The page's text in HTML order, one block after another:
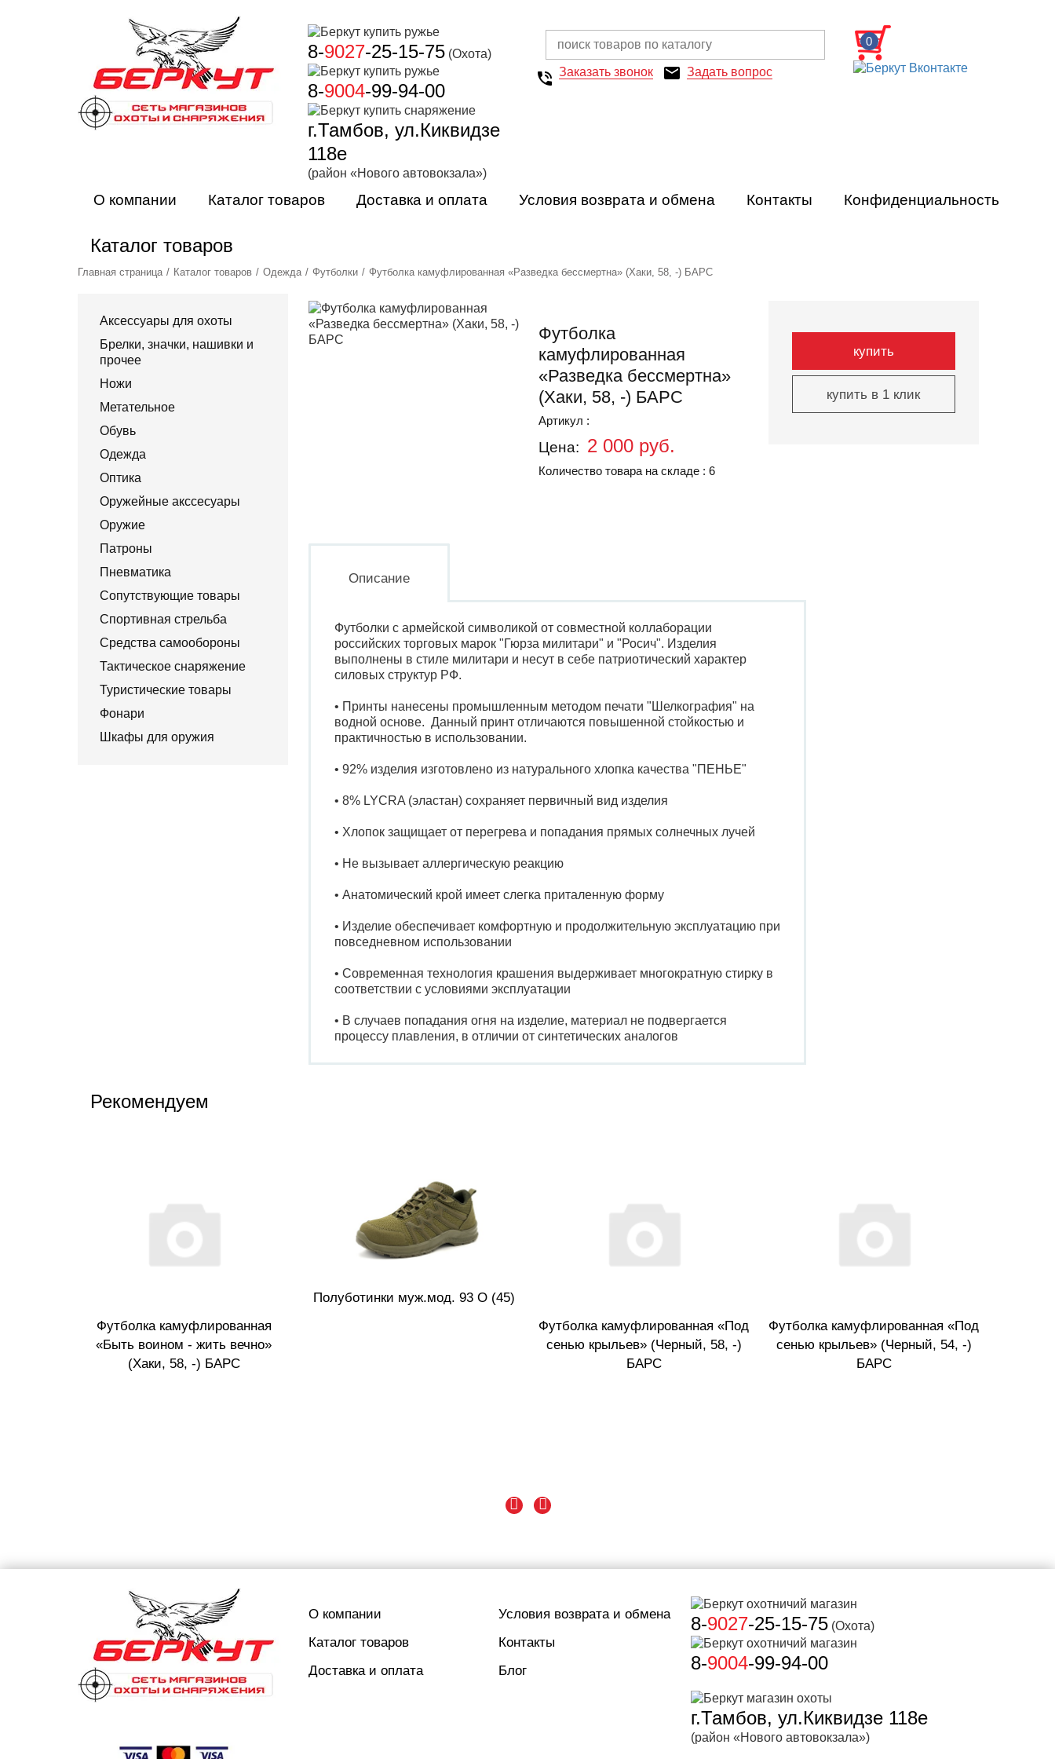
8-9027-25-15-75 (Охота)
8-9004-99-94-00
г.Тамбов, ул.Киквидзе
118е
(район «Нового автовокзала»)
Заказать звонок Задать вопрос
0
О компании Каталог товаров Доставка и оплата Условия возврата и обмена Контакты Конфиденциальность
Каталог товаров
Главная страница Каталог товаров Одежда Футболки Футболка камуфлированная «Разведка бессмертна» (Хаки, 58, -) БАРС
Аксессуары для охоты
Брелки, значки, нашивки и
прочее
Ножи
Метательное
Обувь
Одежда
Оптика
Оружейные акссесуары
Оружие
Патроны
Пневматика
Сопутствующие товары
Спортивная стрельба
Средства самообороны
Тактическое снаряжение
Туристические товары
Фонари
Шкафы для оружия
Футболка
камуфлированная
«Разведка бессмертна»
(Хаки, 58, -) БАРС
Артикул :
Цена: 2 000 руб.
Количество товара на складе : 6
купить
купить в 1 клик
Описание
Футболки с армейской символикой от совместной коллаборации
российских торговых марок "Гюрза милитари" и "Росич". Изделия
выполнены в стиле милитари и несут в себе патриотический характер
силовых структур РФ.
• Принты нанесены промышленным методом печати "Шелкография" на
водной основе. Данный принт отличаются повышенной стойкостью и
практичностью в использовании.
• 92% изделия изготовлено из натурального хлопка качества "ПЕНЬЕ"
• 8% LYCRA (эластан) сохраняет первичный вид изделия
• Хлопок защищает от перегрева и попадания прямых солнечных лучей
• Не вызывает аллергическую реакцию
• Анатомический крой имеет слегка приталенную форму
• Изделие обеспечивает комфортную и продолжительную эксплуатацию при
повседневном использовании
• Современная технология крашения выдерживает многократную стирку в
соответствии с условиями эксплуатации
• В случаев попадания огня на изделие, материал не подвергается
процессу плавления, в отличии от синтетических аналогов
Рекомендуем
Футболка камуфлированная
«Быть воином - жить вечно»
(Хаки, 58, -) БАРС
Полуботинки муж.мод. 93 О (45)
Футболка камуфлированная «Под
сенью крыльев» (Черный, 58, -)
БАРС
Футболка камуфлированная «Под
сенью крыльев» (Черный, 54, -)
БАРС
О компании
Каталог товаров
Доставка и оплата
Условия возврата и обмена
Контакты
Блог
8-9027-25-15-75 (Охота)
8-9004-99-94-00
г.Тамбов, ул.Киквидзе 118е
(район «Нового автовокзала»)